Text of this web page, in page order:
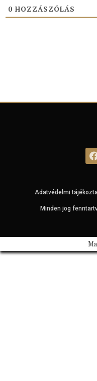
0 HOZZÁSZÓLÁS
Adatvédelmi
Minden jog